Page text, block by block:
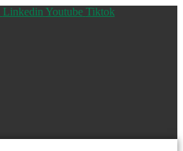
Linkedin Youtube Tiktok